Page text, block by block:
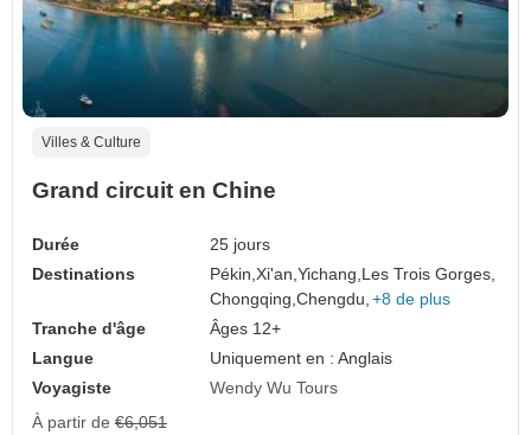
Villes & Culture
Grand circuit en Chine
Durée
25 jours
Destinations
Pékin,Xi'an,Yichang, Les Trois Gorges,
Chongqing,Chengdu, +8 de plus
Tranche d'âge
Âges 12+
Langue
Uniquement en : Anglais
Voyagiste
Wendy Wu Tours
À partir de €6,051